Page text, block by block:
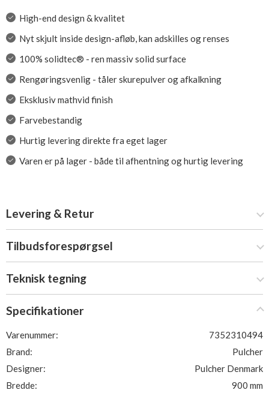
High-end design & kvalitet
Nyt skjult inside design-afløb, kan adskilles og renses
100% solidtec® - ren massiv solid surface
Rengøringsvenlig - tåler skurepulver og afkalkning
Eksklusiv mathvid finish
Farvebestandig
Hurtig levering direkte fra eget lager
Varen er på lager - både til afhentning og hurtig levering
Levering & Retur
Tilbudsforespørgsel
Teknisk tegning
Specifikationer
Varenummer:
7352310494
Brand:
Pulcher
Designer:
Pulcher Denmark
Bredde:
900 mm